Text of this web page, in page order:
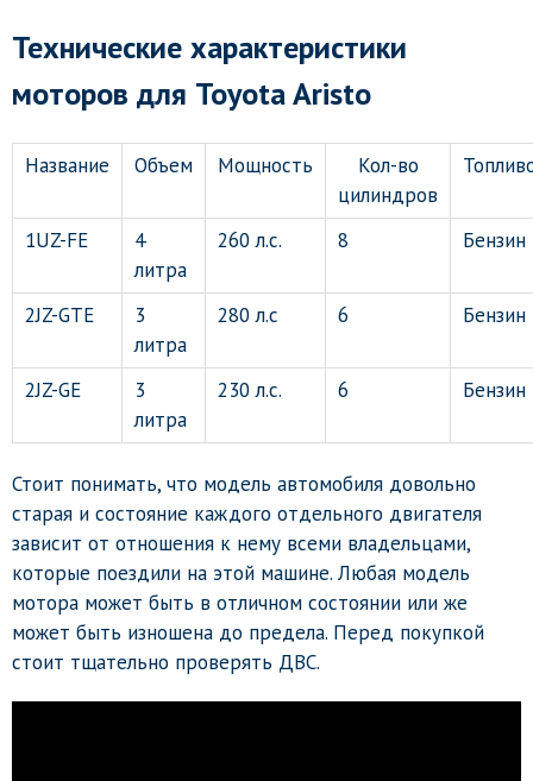
Технические характеристики
моторов для Toyota Aristo
Название Объем Мощность
Кол-во
цилиндров
1UZ-FE
4
литра
260 л.с. 8 Бензин
2JZ-GTE
3
литра
280 л.с 6 Бензин
2JZ-GE
3
литра
230 л.с. 6 Бензин
Стоит понимать, что модель автомобиля довольно
старая и состояние каждого отдельного двигателя
зависит от отношения к нему всеми владельцами,
которые поездили на этой машине. Любая модель
мотора может быть в отличном состоянии или же
может быть изношена до предела. Перед покупкой
стоит тщательно проверять ДВС.